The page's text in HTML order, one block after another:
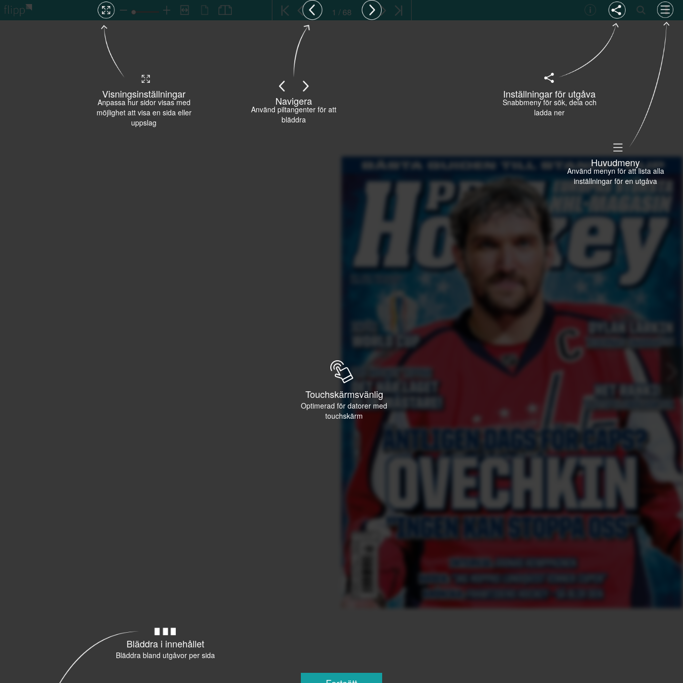
Bläddra i innehållet
Bläddra bland utgåvor per sida
Huvudmeny
Använd menyn för att lista alla
inställningar för en utgåva
Touchskärmsvänlig
Optimerad för datorer med
touchskärm
Visningsinställningar
Anpassa hur sidor visas med
möjlighet att visa en sida eller
uppslag
Navigera
Använd piltangenter för att
bläddra
Inställningar för utgåva
Snabbmeny för sök, dela och
ladda ner
1 / 68